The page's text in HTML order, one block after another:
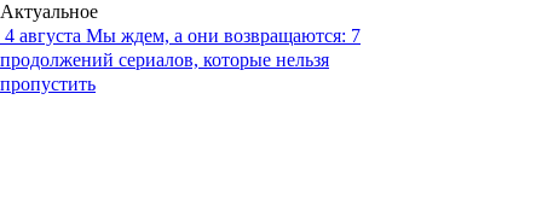
Актуальное
4 августа Мы ждем, а они возвращаются: 7
продолжений сериалов, которые нельзя
пропустить